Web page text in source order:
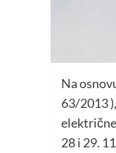
Na
63/2013
28 i 29.